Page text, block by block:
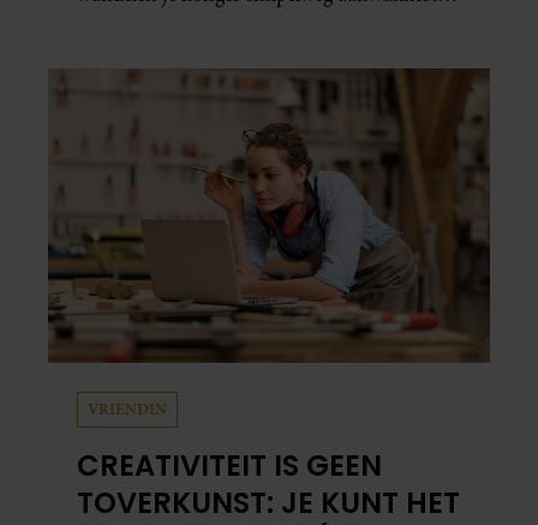
VRIENDIN
CREATIVITEIT IS GEEN
TOVERKUNST: JE KUNT HET